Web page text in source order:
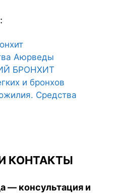
Аюрведы
БРОНХИТ
и бронхов
Средства
КОНТАКТЫ
— консультация и